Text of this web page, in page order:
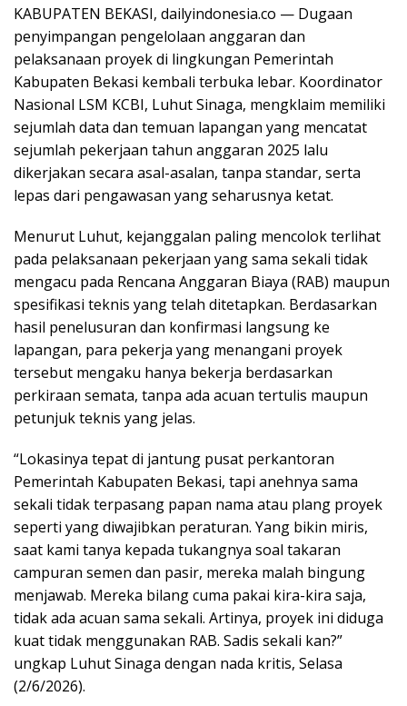
KABUPATEN BEKASI, dailyindonesia.co — Dugaan
penyimpangan pengelolaan anggaran dan
pelaksanaan proyek di lingkungan Pemerintah
Kabupaten Bekasi kembali terbuka lebar. Koordinator
Nasional LSM KCBI, Luhut Sinaga, mengklaim memiliki
sejumlah data dan temuan lapangan yang mencatat
sejumlah pekerjaan tahun anggaran 2025 lalu
dikerjakan secara asal-asalan, tanpa standar, serta
lepas dari pengawasan yang seharusnya ketat.
Menurut Luhut, kejanggalan paling mencolok terlihat
pada pelaksanaan pekerjaan yang sama sekali tidak
mengacu pada Rencana Anggaran Biaya (RAB) maupun
spesifikasi teknis yang telah ditetapkan. Berdasarkan
hasil penelusuran dan konfirmasi langsung ke
lapangan, para pekerja yang menangani proyek
tersebut mengaku hanya bekerja berdasarkan
perkiraan semata, tanpa ada acuan tertulis maupun
petunjuk teknis yang jelas.
“Lokasinya tepat di jantung pusat perkantoran
Pemerintah Kabupaten Bekasi, tapi anehnya sama
sekali tidak terpasang papan nama atau plang proyek
seperti yang diwajibkan peraturan. Yang bikin miris,
saat kami tanya kepada tukangnya soal takaran
campuran semen dan pasir, mereka malah bingung
menjawab. Mereka bilang cuma pakai kira-kira saja,
tidak ada acuan sama sekali. Artinya, proyek ini diduga
kuat tidak menggunakan RAB. Sadis sekali kan?”
ungkap Luhut Sinaga dengan nada kritis, Selasa
(2/6/2026).